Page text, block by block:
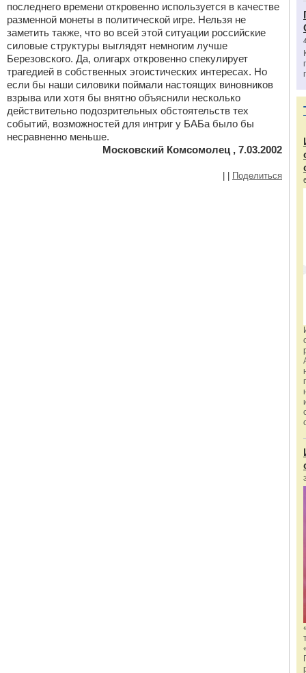
последнего времени откровенно используется в качестве
разменной монеты в политической игре. Нельзя не
заметить также, что во всей этой ситуации российские
силовые структуры выглядят немногим лучше
Березовского. Да, олигарх откровенно спекулирует
трагедией в собственных эгоистических интересах. Но
если бы наши силовики поймали настоящих виновников
взрыва или хотя бы внятно объяснили несколько
действительно подозрительных обстоятельств тех
событий, возможностей для интриг у БАБа было бы
несравненно меньше.
Московский Комсомолец , 7.03.2002
Поделиться